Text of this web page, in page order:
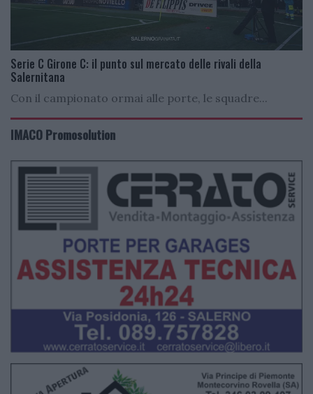
Serie C Girone C: il punto sul mercato delle rivali della
Salernitana
Con il campionato ormai alle porte, le squadre...
IMACO Promosolution